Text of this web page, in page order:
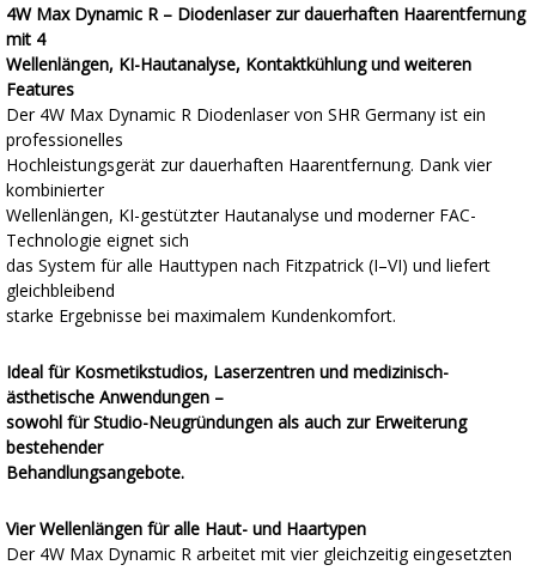
4W Max Dynamic R – Diodenlaser zur dauerhaften Haarentfernung
mit 4
Wellenlängen, KI-Hautanalyse, Kontaktkühlung und weiteren
Features
Der 4W Max Dynamic R Diodenlaser von SHR Germany ist ein
professionelles
Hochleistungsgerät zur dauerhaften Haarentfernung. Dank vier
kombinierter
Wellenlängen, KI-gestützter Hautanalyse und moderner FAC-
Technologie eignet sich
das System für alle Hauttypen nach Fitzpatrick (I–VI) und liefert
gleichbleibend
starke Ergebnisse bei maximalem Kundenkomfort.
Ideal für Kosmetikstudios, Laserzentren und medizinisch-
ästhetische Anwendungen –
sowohl für Studio-Neugründungen als auch zur Erweiterung
bestehender
Behandlungsangebote.
Vier Wellenlängen für alle Haut- und Haartypen
Der 4W Max Dynamic R arbeitet mit vier gleichzeitig eingesetzten